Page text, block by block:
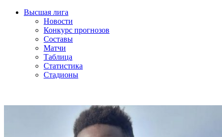
Высшая лига
Новости
Конкурс прогнозов
Составы
Матчи
Таблица
Статистика
Стадионы